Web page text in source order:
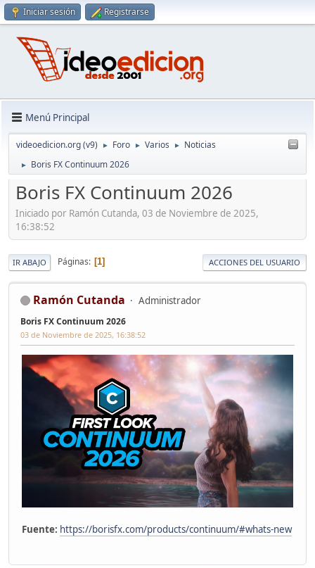
Iniciar sesión Registrarse
Menú Principal
videoedicion.org (v9) ► Foro ► Varios ► Noticias
► Boris FX Continuum 2026
Boris FX Continuum 2026
Iniciado por Ramón Cutanda, 03 de Noviembre de 2025,
16:38:52
IR ABAJO Páginas 1 ACCIONES DEL USUARIO
Ramón Cutanda Administrador
Boris FX Continuum 2026
03 de Noviembre de 2025, 16:38:52
Fuente: https://borisfx.com/products/continuum/#whats-new